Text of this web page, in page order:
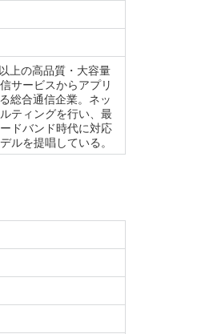
上の高品質・大容量
サービスからアプリ
総合通信企業。ネッ
ティングを行い、最
ドバンド時代に対応
ルを提唱している。